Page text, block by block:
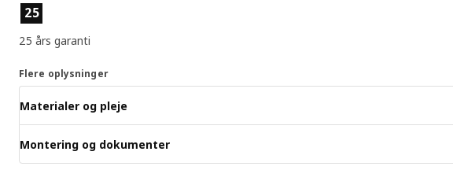
Produktfunktioner
25
25 års garanti
Flere oplysninger
Materialer og pleje
Montering og dokumenter